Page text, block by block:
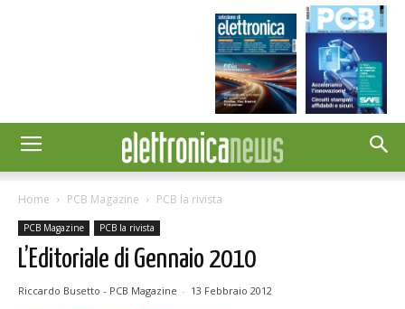
Home PCB Magazine PCB la rivista
PCB Magazine PCB la rivista
L’Editoriale di Gennaio 2010
Riccardo Busetto - PCB Magazine - 13 Febbraio 2012